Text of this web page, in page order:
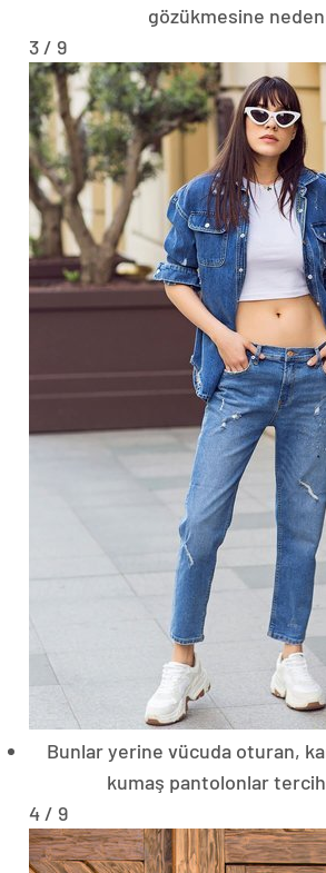
gözükmesine neden
3 / 9
Bunlar yerine vücuda oturan,
kumaş pantolonlar
4 / 9